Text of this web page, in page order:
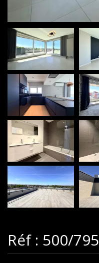
Réf : 500/795